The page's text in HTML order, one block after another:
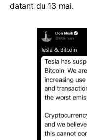
datant du 13 mai.